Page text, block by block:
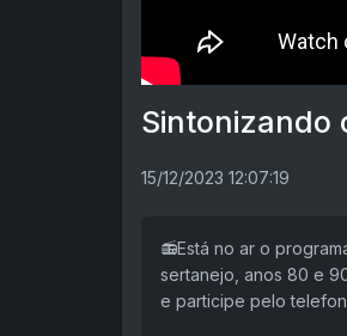
Sintonizando
15/12/2023 12:07:19
📻Está no ar o
sertanejo, anos 80 e
e participe pelo